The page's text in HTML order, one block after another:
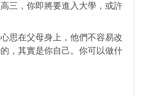
三，你即將要進入大學，或許
思在父母身上，他們不容易改
，其實是你自己。你可以做什